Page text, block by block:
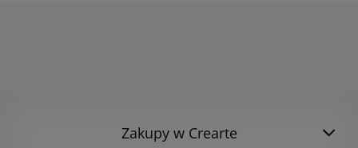
Zakupy w Crearte